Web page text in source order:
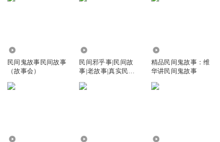
老婆我爱你老婆晚安老婆爱你老婆我爱你老婆晚安老婆爱你
老婆我爱你老婆晚安老婆爱你老婆我爱你老婆晚安老婆爱你
老婆老婆我爱你老婆晚安老婆爱你老婆我爱你老婆晚安，没
有关系的…晚安老婆爱你老婆我爱你老婆晚安老婆爱你老婆
民间鬼故事民间故事
（故事会）
民间邪乎事|民间故
事|老故事|真实民间
精品民间鬼故事：维
华讲民间鬼故事